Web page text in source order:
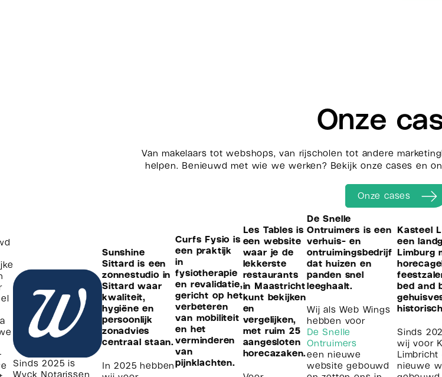
Onze
Van makelaars tot webshops, van rijscholen tot andere
helpen. Benieuwd met wie we werken? Bekijk onze cases en
Onze cases
Sinds 2025 is
Wyck Notarissen
Sunshine
Sittard is een
zonnestudio in
Sittard waar
kwaliteit,
hygiëne en
persoonlijk
zonadvies
centraal staan.
In 2025 hebben
Curfs Fysio is
een praktijk
in
fysiotherapie
en revalidatie,
gericht op het
verbeteren
van mobiliteit
en het
verminderen
van
pijnklachten.
Les Tables is
een website
waar je de
lekkerste
restaurants
in Maastricht
kunt bekijken
en
vergelijken,
met ruim 25
aangesloten
horecazaken.
De Snelle
Ontruimers is een
verhuis- en
ontruimingsbedrijf
dat huizen en
panden snel
leeghaalt.
Wij als Web Wings
hebben voor
De Snelle
Ontruimers
een nieuwe
website gebouwd
Kasteel
een
Limburg
bed and
Sinds
wij voor
Limbricht
nieuwe